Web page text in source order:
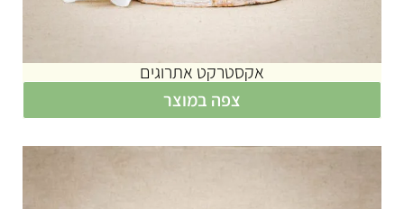
אקסטרקט אתרוגים
צפה במוצר